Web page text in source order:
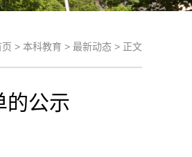
> 本科教育 > 最新动态 > 正文
的公示